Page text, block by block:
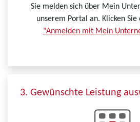
Sie melden sich über Mein
unserem Portal an. Klicken
"Anmelden mit Mein
3. Gewünschte Leistung